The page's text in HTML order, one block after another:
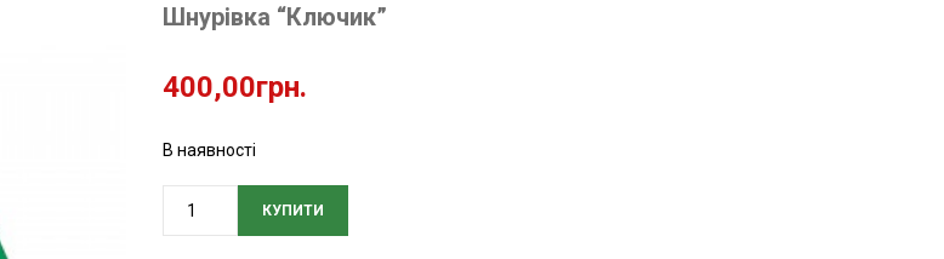
Шнурівка “Ключик”
400,00грн.
В наявності
Шнурівка
КУПИТИ